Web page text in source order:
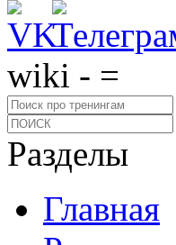
wiki - =
Разделы
Главная